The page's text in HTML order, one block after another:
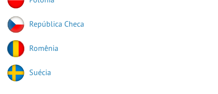
República Checa
Romênia
Suécia